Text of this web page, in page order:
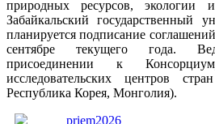
природных ресурсов,
Забайкальский государственный
планируется подписание
сентябре текущего года.
присоединении к
исследовательских центров
Республика Корея, Монголия).